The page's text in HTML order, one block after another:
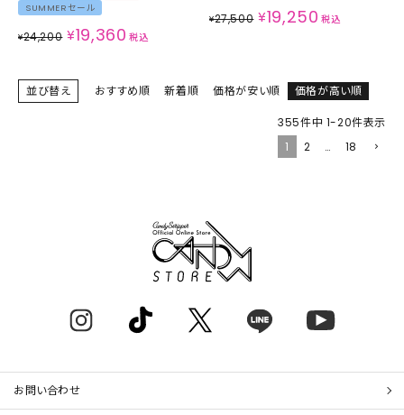
SUMMERセール
¥24,200 ¥19,360 税込
¥27,500 ¥19,250 税込
並び替え おすすめ順 新着順 価格が安い順 価格が高い順
355件中 1-20件表示
1
2 … 18
お問い合わせ